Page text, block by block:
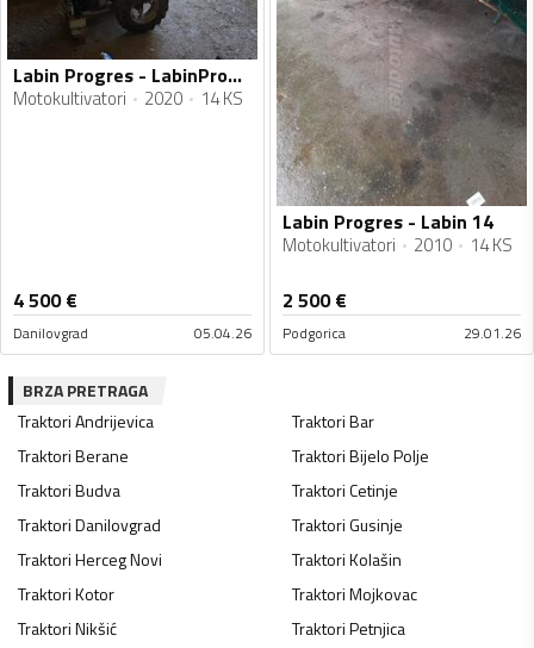
Labin Progres - LabinProgres
Motokultivatori 2020 14 KS
4 500€
Danilovgrad 05.04.26
Labin Progres - Labin 14
Motokultivatori 2010 14 KS
2 500€
Podgorica 29.01.26
BRZA PRETRAGA
TraktoriAndrijevica TraktoriBar
TraktoriBerane TraktoriBijelo Polje
TraktoriBudva TraktoriCetinje
TraktoriDanilovgrad TraktoriGusinje
TraktoriHerceg Novi TraktoriKolašin
TraktoriKotor TraktoriMojkovac
TraktoriNikšić TraktoriPetnjica